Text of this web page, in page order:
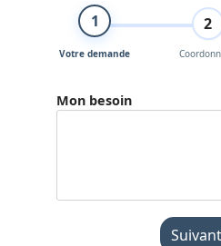
1
Votre demande
2
Mon besoin